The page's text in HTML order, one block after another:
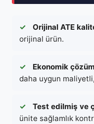
✓ Orijinal ATE
orijinal ürün.
✓ Ekonomik çözüm
daha uygun
✓ Test edilmiş ve
ünite sağlamlık